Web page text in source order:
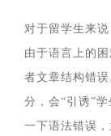
对于留学生来
由于语言上的
者文章结构错
分，会“引诱”
一下语法错误